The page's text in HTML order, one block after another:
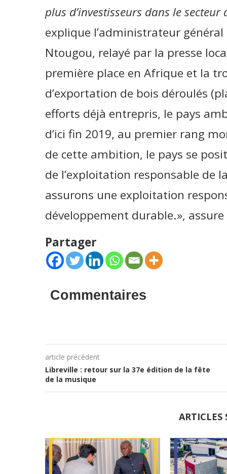
plus d’investisseurs dans le
explique l’administrateur
Ntougou, relayé par la presse
première place en Afrique et la
d’exportation de bois déroulés
efforts déjà entrepris, le pays
d’ici fin 2019, au premier rang
de cette ambition, le pays se
de l’exploitation responsable de
assurons une exploitation
développement durable.»,
Partager
Commentaires
article précédent
Libreville : retour sur la 37e édition de la fête
de la musique
ARTICLES